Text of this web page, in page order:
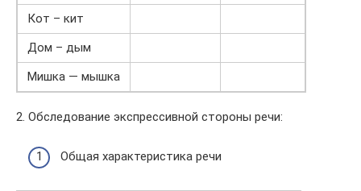
Кот – кит
Дом – дым
Мишка — мышка
2. Обследование экспрессивной стороны речи:
Общая характеристика речи